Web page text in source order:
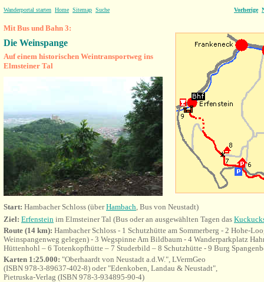
Wanderportal starten Home Sitemap Suche Vorherige
Mit Bus und Bahn 3:
Die Weinspange
Auf einem historischen Weintransportweg ins
Elmsteiner Tal
Start: Hambacher Schloss (überHambach, Bus von Neustadt)
Ziel: Erfenstein im Elmsteiner Tal (Bus oder an ausgewählten Tagen das
Route (14 km): Hambacher Schloss - 1 Schutzhütte am Sommerberg - 2 Hohe-
Weinspangenweg gelegen) - 3 Wegspinne Am Bildbaum - 4 Wanderparkplatz
Hüttenhohl – 6 Totenkopfhütte – 7 Studerbild – 8 Schutzhütte - 9 Burg
Karten 1:25.000: "Oberhaardt von Neustadt a.d.W.", LVermGeo
(ISBN 978-3-89637-402-8) oder "Edenkoben, Landau & Neustadt",
Pietruska-Verlag (ISBN 978-3-934895-90-4)